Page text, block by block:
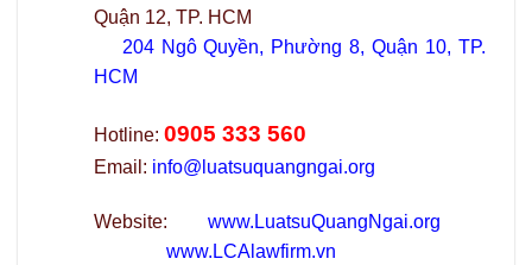
Quận 12, TP. HCM
204 Ngô Quyền, Phường 8, Quận 10, TP.
HCM
Hotline: 0905 333 560
Email: info@luatsuquangngai.org
Website:
www.LuatsuQuangNgai.org
www.LCAlawfirm.vn